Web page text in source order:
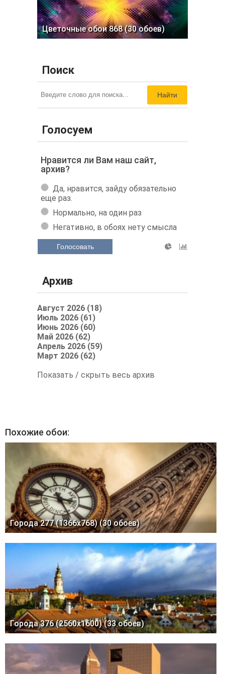
Цветочные обои 868 (30 обоев)
Поиск
Найти
Голосуем
Нравится ли Вам наш сайт,
архив?
Да, нравится, зайду обязательно
еще раз.
Нормально, на один раз
Негативно, в обоях нету смысла
Голосовать
Архив
Август 2026 (18)
Июль 2026 (61)
Июнь 2026 (60)
Май 2026 (62)
Апрель 2026 (59)
Март 2026 (62)
Показать / скрыть весь архив
Похожие обои:
Города 277 (1366x768) (30 обоев)
Города 376 (2560x1600) (33 обоев)